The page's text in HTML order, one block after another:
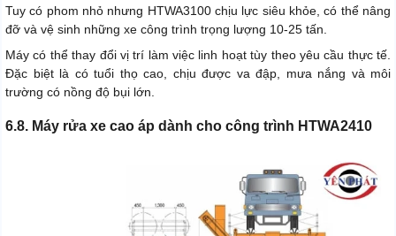
Tuy có phom nhỏ nhưng HTWA3100 chịu lực siêu khỏe, có thể nâng
đỡ và vệ sinh những xe công trình trọng lượng 10-25 tấn.
Máy có thể thay đổi vị trí làm việc linh hoạt tùy theo yêu cầu thực tế.
Đặc biệt là có tuổi thọ cao, chịu được va đập, mưa nắng và môi
trường có nồng độ bụi lớn.
6.8. Máy rửa xe cao áp dành cho công trình HTWA2410